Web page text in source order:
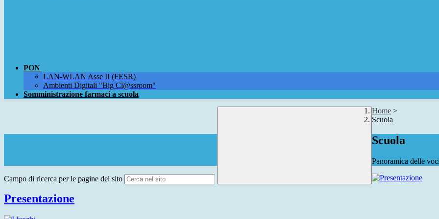
PON
LAN-WLAN Asse II (FESR)
Ambienti Digitali "Big Cl@ssroom"
Somministrazione farmaci a scuola
Campo di ricerca per le pagine del sito
Home >
Scuola
Scuola
Panoramica delle
Presentazione